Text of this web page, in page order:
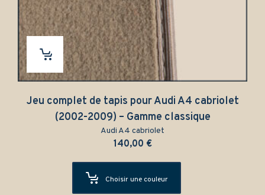
Jeu complet de tapis pour Audi A4 cabriolet
(2002-2009) – Gamme classique
Audi A4 cabriolet
140,00 €
Choisir une couleur